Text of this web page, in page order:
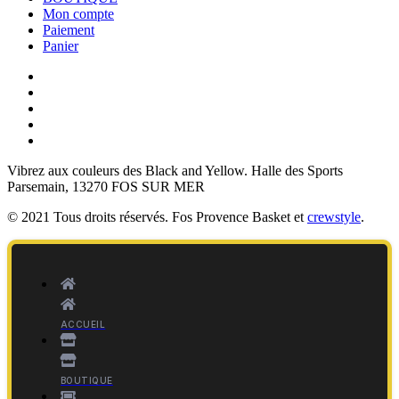
Mon compte
Paiement
Panier
Vibrez aux couleurs des Black and Yellow. Halle des Sports
Parsemain, 13270 FOS SUR MER
© 2021 Tous droits réservés. Fos Provence Basket et crewstyle.
ACCUEIL
BOUTIQUE